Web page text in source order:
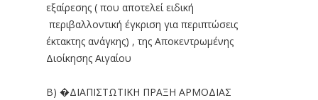
εξαίρεσης ( που αποτελεί ειδική
περιβαλλοντική έγκριση για περιπτώσεις
έκτακτης ανάγκης) , της Αποκεντρωμένης
Διοίκησης Αιγαίου
Β) �ΔΙΑΠΙΣΤΩΤΙΚΗ ΠΡΑΞΗ ΑΡΜΟΔΙΑΣ